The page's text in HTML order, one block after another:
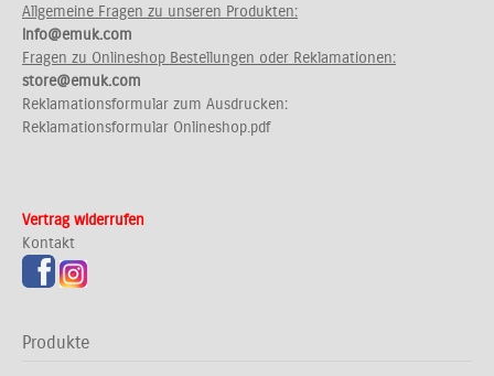
Allgemeine Fragen zu unseren Produkten:
info@emuk.com
Fragen zu Onlineshop Bestellungen oder Reklamationen:
store@emuk.com
Reklamationsformular zum Ausdrucken:
Reklamationsformular Onlineshop.pdf
Vertrag widerrufen
Kontakt
Produkte